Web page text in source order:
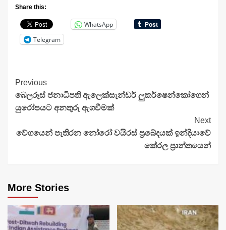
Share this:
WhatsApp
Telegram
Continue
Reading
Previous
බෙලරූස් ජනාධිපති ඇලෙක්සැන්ඩර් ලුකර්ෂෙන්කෝගෙන්
යුරෝපයට අනතුරු ඇගවීමක්
Next
වේගයෙන් පැතිරන නෝරෝ වයිරස් ප්‍රබේදයක් ඉන්දියාවේ
කේරල ප්‍රාන්තයෙන්
More Stories